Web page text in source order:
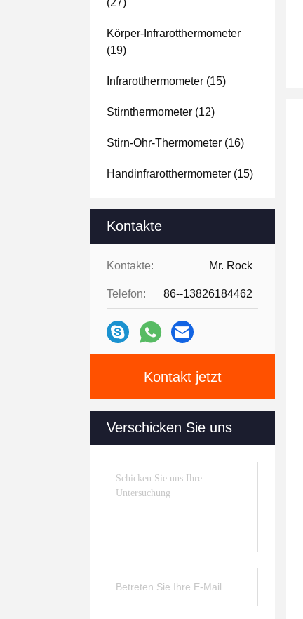
(27)
Körper-Infrarotthermometer
(19)
Infrarotthermometer (15)
Stirnthermometer (12)
Stirn-Ohr-Thermometer (16)
Handinfrarotthermometer (15)
Kontakte
Kontakte: Mr. Rock
Telefon: 86--13826184462
Kontakt jetzt
Verschicken Sie uns